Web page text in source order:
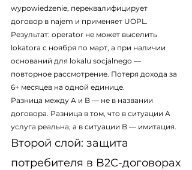
wypowiedzenie, переквалифицирует
договор в najem и применяет UOPL.
Результат: operator не может выселить
lokatora с ноября по март, а при наличии
оснований для lokalu socjalnego —
повторное рассмотрение. Потеря дохода за
6+ месяцев на одной единице.
Разница между A и B — не в названии
договора. Разница в том, что в ситуации A
услуга реальна, а в ситуации B — имитация.
Второй слой: защита
потребителя в B2C-договорах